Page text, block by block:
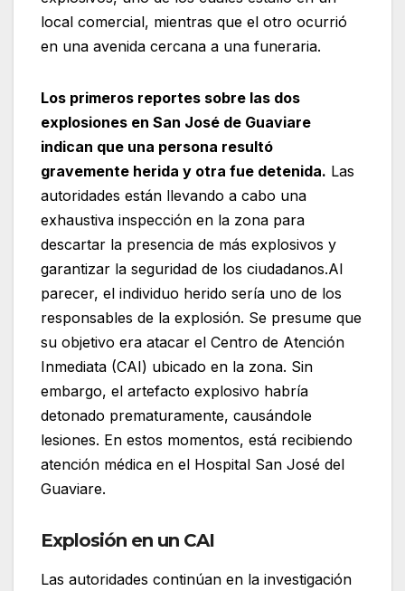
local comercial, mientras que el otro ocurrió
en una avenida cercana a una funeraria.
Los primeros reportes sobre las dos
explosiones en San José de Guaviare
indican que una persona resultó
gravemente herida y otra fue detenida. Las
autoridades están llevando a cabo una
exhaustiva inspección en la zona para
descartar la presencia de más explosivos y
garantizar la seguridad de los ciudadanos.Al
parecer, el individuo herido sería uno de los
responsables de la explosión. Se presume que
su objetivo era atacar el Centro de Atención
Inmediata (CAI) ubicado en la zona. Sin
embargo, el artefacto explosivo habría
detonado prematuramente, causándole
lesiones. En estos momentos, está recibiendo
atención médica en el Hospital San José del
Guaviare.
Explosión en un CAI
Las autoridades continúan en la investigación